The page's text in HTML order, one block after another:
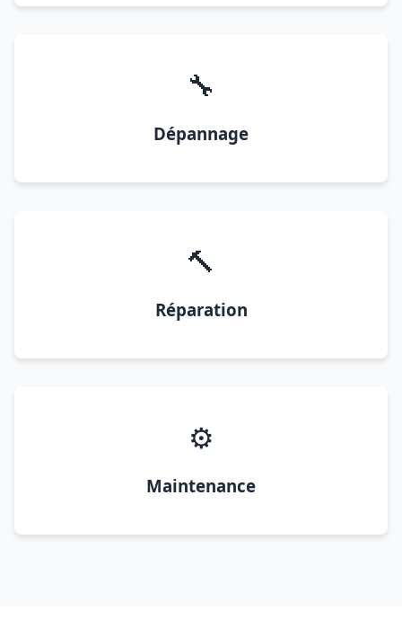
🔧
Dépannage
🔨
Réparation
⚙️
Maintenance